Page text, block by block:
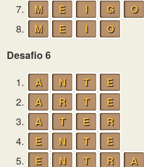
7.
M E I G
O
8.
M E I
O
Desafio 6
1.
A N T
E
2.
A R T
E
3.
A T E
R
4.
E N T
E
5.
E N T R
A